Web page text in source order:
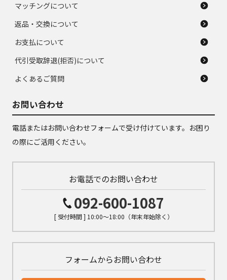
マッチングについて
返品・交換について
お支払について
代引受取辞退(拒否)について
よくあるご質問
お問い合わせ
電話またはお問い合わせフォームで受け付けています。お困り
の際にご活用ください。
お電話でのお問い合わせ
092-600-1087
[ 受付時間 ] 10:00～18:00（年末年始除く）
フォームからお問い合わせ